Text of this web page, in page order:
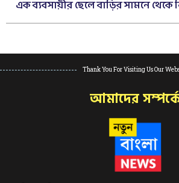
এক ব্যবসায়ীর ছেলে বাড়ির সামনে
Thank You For Visiting Us Our
আমাদের